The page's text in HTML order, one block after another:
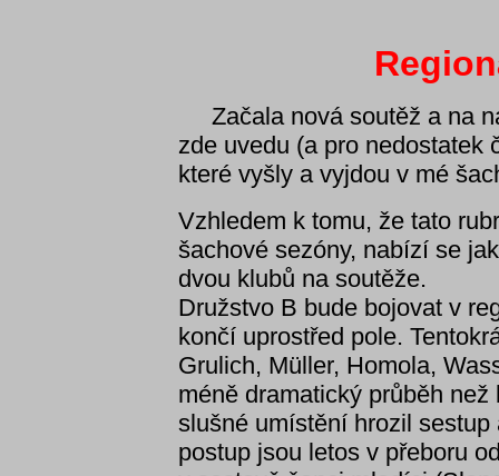
Začala nová soutěž a na
zde uvedu (a pro nedostatek
které vyšly a vyjdou v mé
Vzhledem k tomu, že tato
šachové sezóny, nabízí se
dvou klubů na soutěže.
Družstvo B bude bojovat v
končí uprostřed pole.
Grulich, Müller, Homola,
méně dramatický průběh
slušné umístění hrozil
postup jsou letos v přeboru